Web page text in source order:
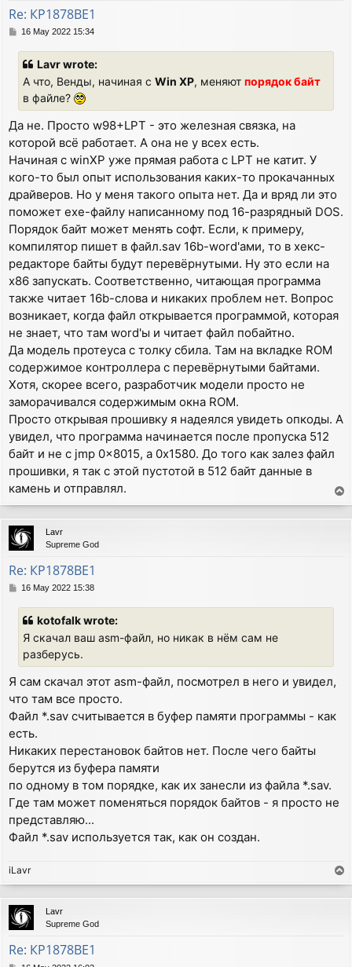
Re: КР1878ВЕ1
P16 May 2022 15:34
Lavr wrote:
А что, Венды, начиная с Win XP, меняют порядок байт
в файле?
Да не. Просто w98+LPT - это железная связка, на
которой всё работает. А она не у всех есть.
Начиная с winXP уже прямая работа с LPT не катит. У
кого-то был опыт использования каких-то прокачанных
драйверов. Но у меня такого опыта нет. Да и вряд ли это
поможет exe-файлу написанному под 16-разрядный DOS.
Порядок байт может менять софт. Если, к примеру,
компилятор пишет в файл.sav 16b-word'ами, то в хекс-
редакторе байты будут перевёрнутыми. Ну это если на
x86 запускать. Соответственно, читающая программа
также читает 16b-слова и никаких проблем нет. Вопрос
возникает, когда файл открывается программой, которая
не знает, что там word'ы и читает файл побайтно.
Да модель протеуса с толку сбила. Там на вкладке ROM
содержимое контроллера с перевёрнутыми байтами.
Хотя, скорее всего, разработчик модели просто не
заморачивался содержимым окна ROM.
Просто открывая прошивку я надеялся увидеть опкоды. А
увидел, что программа начинается после пропуска 512
байт и не с jmp 0x8015, а 0x1580. До того как залез файл
прошивки, я так с этой пустотой в 512 байт данные в
камень и отправлял.
o
p
Lavr
Supreme God
Re: КР1878ВЕ1
P16 May 2022 15:38
kotofalk wrote:
Я скачал ваш asm-файл, но никак в нём сам не
разберусь.
Я сам скачал этот asm-файл, посмотрел в него и увидел,
что там все просто.
Файл *.sav считывается в буфер памяти программы - как
есть.
Никаких перестановок байтов нет. После чего байты
берутся из буфера памяти
по одному в том порядке, как их занесли из файла *.sav.
Где там может поменяться порядок байтов - я просто не
представляю...
Файл *.sav используется так, как он создан.
iLavr
o
p
Lavr
Supreme God
Re: КР1878ВЕ1